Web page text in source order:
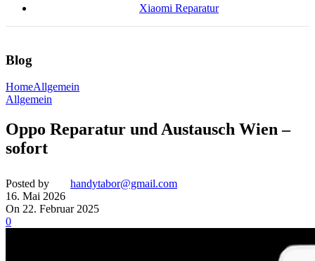
Xiaomi Reparatur
Blog
HomeAllgemein
Allgemein
Oppo Reparatur und Austausch Wien –
sofort
Posted by
handytabor@gmail.com
16. Mai 2026
On 22. Februar 2025
0